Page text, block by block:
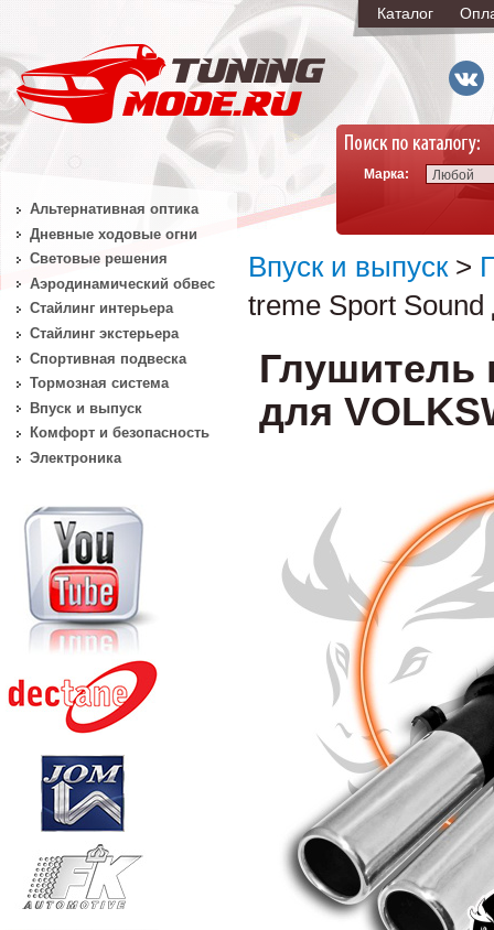
Каталог
Марка: Любой
Впуск и выпуск>
treme Sport
Глушитель
для
Альтернативная оптика
Дневные ходовые огни
Световые решения
Аэродинамический обвес
Стайлинг интерьера
Стайлинг экстерьера
Спортивная подвеска
Тормозная система
Впуск и выпуск
Комфорт и безопасность
Электроника